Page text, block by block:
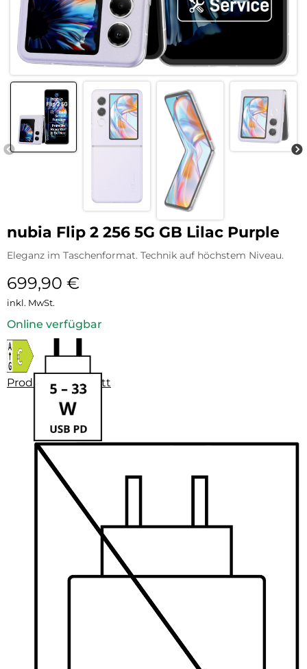
nubia Flip 2 256 5G GB Lilac Purple
Eleganz im Taschenformat. Technik auf höchstem Niveau.
699,90 €
inkl. MwSt.
Online verfügbar
Produktdatenblatt